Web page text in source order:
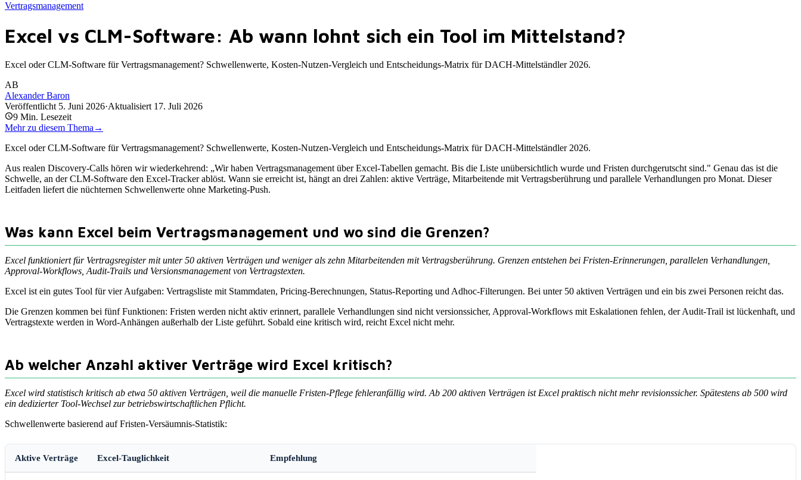
Vertragsmanagement
Excel vs CLM-Software: Ab wann lohnt sich ein Tool im Mittelstand?
Excel oder CLM-Software für Vertragsmanagement? Schwellenwerte, Kosten-Nutzen-Vergleich und Entscheidungs-Matrix für DACH-Mittelständler 2026.
AB
Alexander Baron
Veröffentlicht 5. Juni 2026·Aktualisiert 17. Juli 2026
9 Min. Lesezeit
Mehr zu diesem Thema →
Excel oder CLM-Software für Vertragsmanagement? Schwellenwerte, Kosten-Nutzen-Vergleich und Entscheidungs-Matrix für DACH-Mittelständler 2026.
Aus realen Discovery-Calls hören wir wiederkehrend: „Wir haben Vertragsmanagement über Excel-Tabellen gemacht. Bis die Liste unübersichtlich wurde und Fristen durchgerutscht sind." Genau das ist die
Schwelle, an der CLM-Software den Excel-Tracker ablöst. Wann sie erreicht ist, hängt an drei Zahlen: aktive Verträge, Mitarbeitende mit Vertragsberührung und parallele Verhandlungen pro Monat. Dieser
Leitfaden liefert die nüchternen Schwellenwerte ohne Marketing-Push.
Was kann Excel beim Vertragsmanagement und wo sind die Grenzen?
Excel funktioniert für Vertragsregister mit unter 50 aktiven Verträgen und weniger als zehn Mitarbeitenden mit Vertragsberührung. Grenzen entstehen bei Fristen-Erinnerungen, parallelen Verhandlungen,
Approval-Workflows, Audit-Trails und Versionsmanagement von Vertragstexten.
Excel ist ein gutes Tool für vier Aufgaben: Vertragsliste mit Stammdaten, Pricing-Berechnungen, Status-Reporting und Adhoc-Filterungen. Bei unter 50 aktiven Verträgen und ein bis zwei Personen reicht das.
Die Grenzen kommen bei fünf Funktionen: Fristen werden nicht aktiv erinnert, parallele Verhandlungen sind nicht versionssicher, Approval-Workflows mit Eskalationen fehlen, der Audit-Trail ist lückenhaft, und
Vertragstexte werden in Word-Anhängen außerhalb der Liste geführt. Sobald eine kritisch wird, reicht Excel nicht mehr.
Ab welcher Anzahl aktiver Verträge wird Excel kritisch?
Excel wird statistisch kritisch ab etwa 50 aktiven Verträgen, weil die manuelle Fristen-Pflege fehleranfällig wird. Ab 200 aktiven Verträgen ist Excel praktisch nicht mehr revisionssicher. Spätestens ab 500 wird
ein dedizierter Tool-Wechsel zur betriebswirtschaftlichen Pflicht.
Schwellenwerte basierend auf Fristen-Versäumnis-Statistik:
Aktive Verträge Excel-Tauglichkeit Empfehlung